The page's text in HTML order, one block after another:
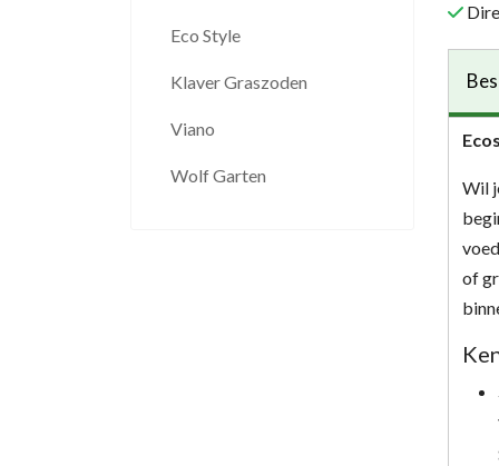
Eco Style
Klaver Graszoden
Viano
Wolf Garten
Wil
of